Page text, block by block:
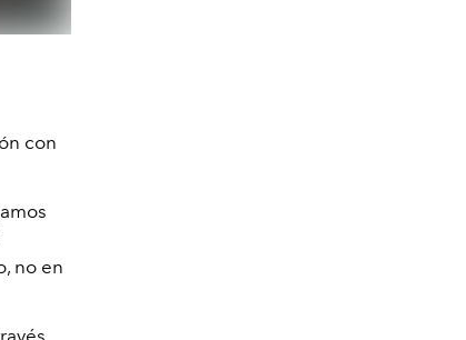
con
no en